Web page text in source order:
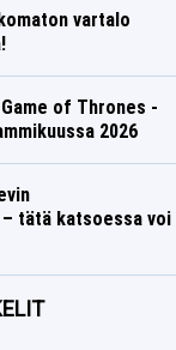
vartalo
of Thrones -
2026
tätä katsoessa voi